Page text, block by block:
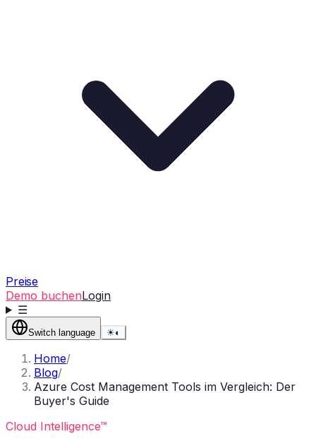
Preise
Demo buchenLogin
☰
Switch language ☀◐
Home/
Blog/
Azure Cost Management Tools im Vergleich: Der
Buyer's Guide
Cloud Intelligence™